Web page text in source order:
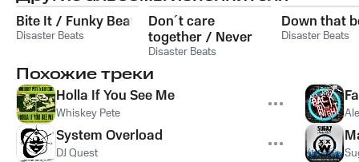
Bite It / Funky Beat
Disaster Beats
Don´t care
together / Never
give up
Disaster Beats
Down that
Disaster Beats
Похожие треки
Holla If You See Me
Whiskey Pete
System Overload
DJ Quest